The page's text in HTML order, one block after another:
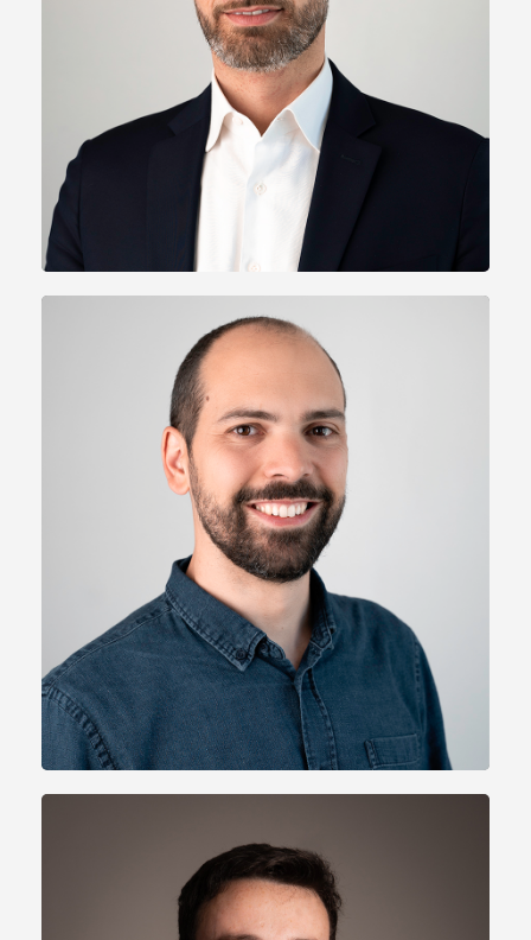
15 ans en opérations de M&A et Private Equity
tschwartz@unikap.fr
Linkedin
Florian CONCA
Directeur
Normandie / Ile-de-France
10 ans de conseil stratégique et de
financement de PME et Startup
fconca@unikap.fr
Linkedin
Théo PODEUR